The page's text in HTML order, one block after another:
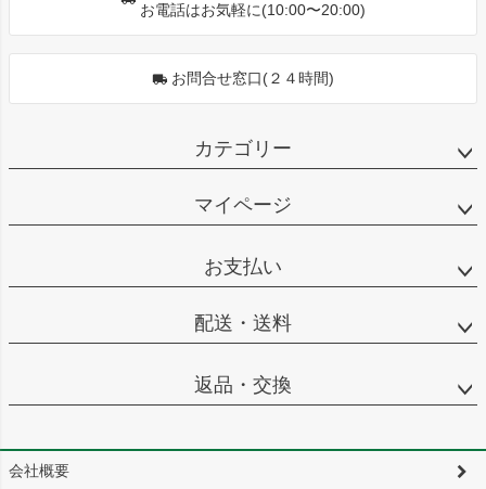
お電話はお気軽に(10:00〜20:00)
お問合せ窓口(２４時間)
カテゴリー
マイページ
お支払い
配送・送料
返品・交換
会社概要